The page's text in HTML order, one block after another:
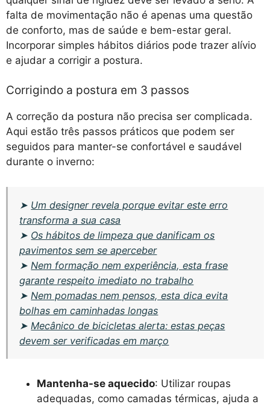
falta de movimentação não é apenas uma questão
de conforto, mas de saúde e bem-estar geral.
Incorporar simples hábitos diários pode trazer alívio
e ajudar a corrigir a postura.
Corrigindo a postura em 3 passos
A correção da postura não precisa ser complicada.
Aqui estão três passos práticos que podem ser
seguidos para manter-se confortável e saudável
durante o inverno:
➤ Um designer revela porque evitar este erro
transforma a sua casa
➤ Os hábitos de limpeza que danificam os
pavimentos sem se aperceber
➤ Nem formação nem experiência, esta frase
garante respeito imediato no trabalho
➤ Nem pomadas nem pensos, esta dica evita
bolhas em caminhadas longas
➤ Mecânico de bicicletas alerta: estas peças
devem ser verificadas em março
Mantenha-se aquecido: Utilizar roupas
adequadas, como camadas térmicas, ajuda a